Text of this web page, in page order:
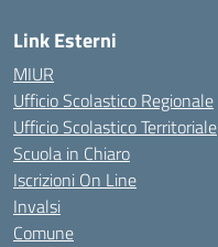
Link Esterni
MIUR
Ufficio Scolastico Regionale
Ufficio Scolastico Territoriale
Scuola in Chiaro
Iscrizioni On Line
Invalsi
Comune